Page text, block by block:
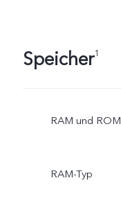
Speicher1
RAM und ROM
RAM-Typ